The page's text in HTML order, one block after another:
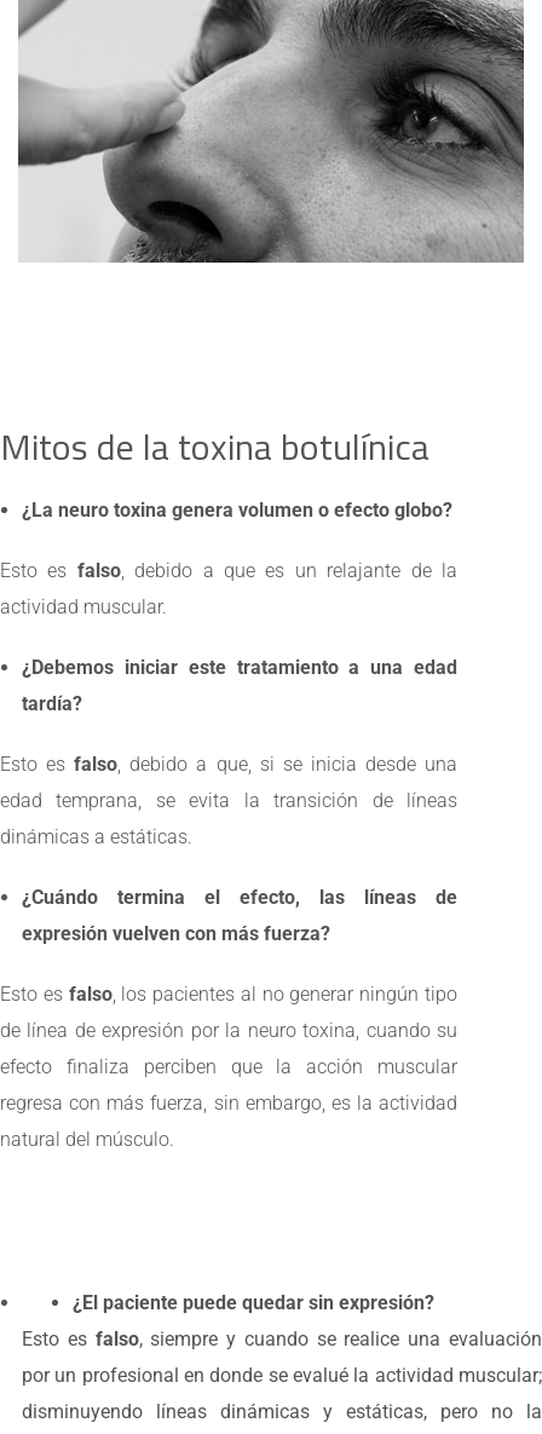
Mitos de la toxina botulínica
¿La neuro toxina genera volumen o efecto globo?
Esto es falso, debido a que es un relajante de la
actividad muscular.
¿Debemos iniciar este tratamiento a una edad
tardía?
Esto esfalso, debido a que, si se inicia desde una
edad temprana, se evita la transición de líneas
dinámicas a estáticas.
¿Cuándo termina el efecto, las líneas de
expresión vuelven con más fuerza?
Esto es falso, los pacientes al no generar ningún tipo
de línea de expresión por la neuro toxina, cuando su
efecto finaliza perciben que la acción muscular
regresa con más fuerza, sin embargo, es la actividad
natural del músculo.
¿El paciente puede quedar sin expresión?
Esto es falso, siempre y cuando se realice una evaluación
por un profesional en donde se evalué la actividad muscular;
disminuyendo líneas dinámicas y estáticas, pero no la